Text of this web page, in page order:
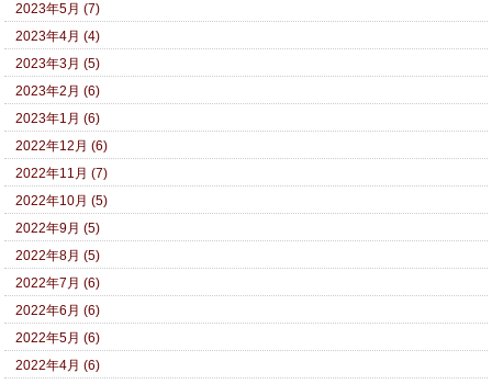
2023年5月 (7)
2023年4月 (4)
2023年3月 (5)
2023年2月 (6)
2023年1月 (6)
2022年12月 (6)
2022年11月 (7)
2022年10月 (5)
2022年9月 (5)
2022年8月 (5)
2022年7月 (6)
2022年6月 (6)
2022年5月 (6)
2022年4月 (6)